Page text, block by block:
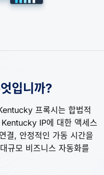
입니까?
프록시는 합법적
IP에 대한 액세스
결, 안정적인 가동 시간을
규모 비즈니스 자동화를